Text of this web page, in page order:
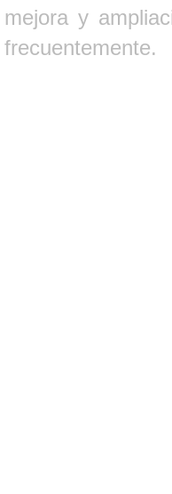
mejora y
frecuentemente.